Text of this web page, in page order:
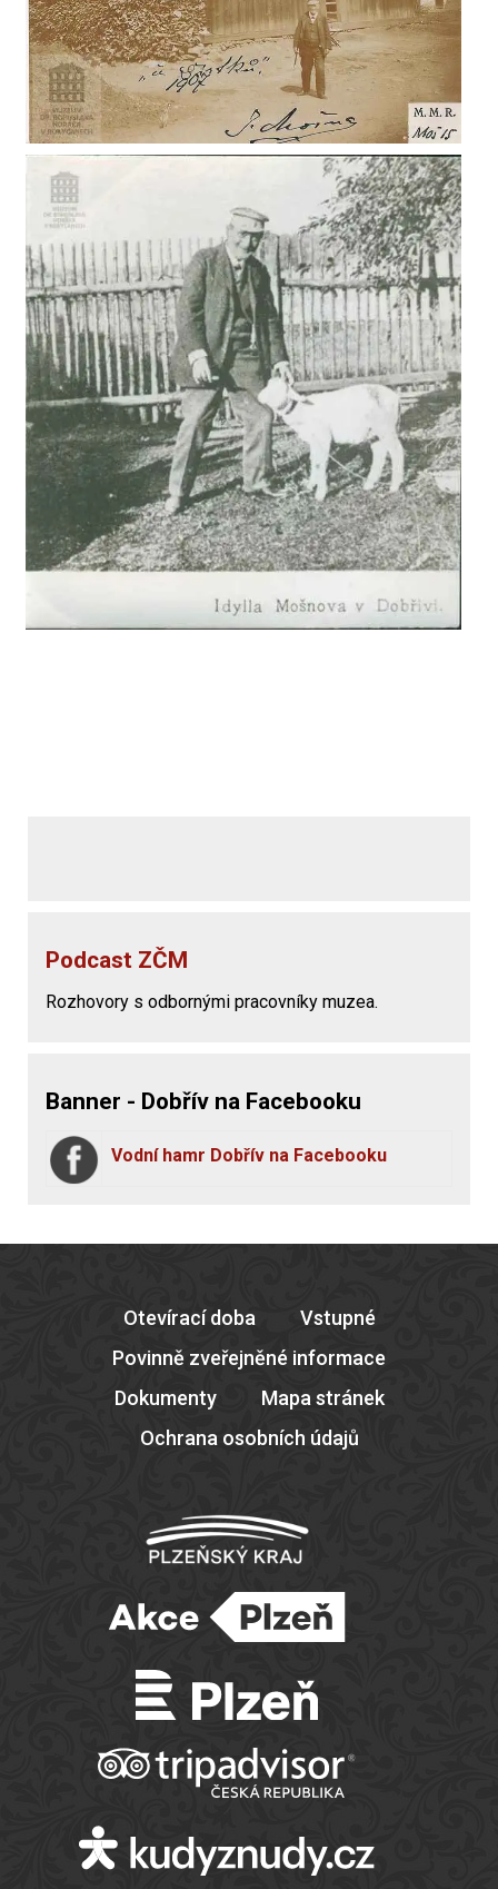
Podcast ZČM
Rozhovory s odbornými pracovníky muzea.
Banner - Dobřív na Facebooku
Vodní hamr Dobřív na Facebooku
Otevírací doba
Vstupné
Povinně zveřejněné informace
Dokumenty
Mapa stránek
Ochrana osobních údajů